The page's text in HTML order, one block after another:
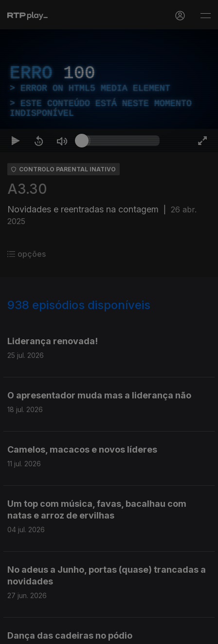
ERRO 100
ERROR ON HTML5 MEDIA ELEMENT
ESTE CONTEÚDO ESTÁ NESTE MOMENTO
INDISPONÍVEL
CONTROLO PARENTAL INATIVO
A3.30
Novidades e reentradas na contagem
26 abr.
2025
opções
938 episódios disponíveis
Liderança renovada!
25 jul. 2026
O apresentador muda mas a liderança não
18 jul. 2026
Camelos, macacos e novos líderes
11 jul. 2026
Um top com música, favas, bacalhau com
natas e arroz de ervilhas
04 jul. 2026
No adeus a Junho, portas (quase) trancadas a
novidades
27 jun. 2026
Dança das cadeiras no pódio